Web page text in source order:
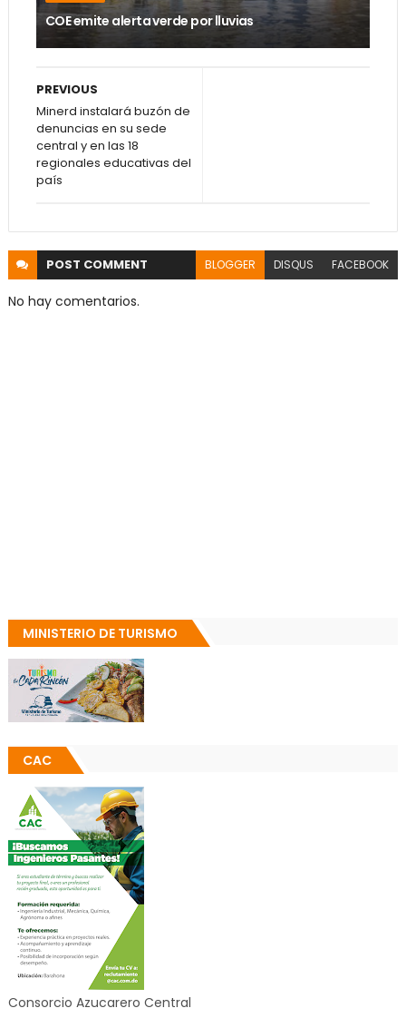
COE emite alerta verde por lluvias
PREVIOUS
Minerd instalará buzón de
denuncias en su sede
central y en las 18
regionales educativas del
país
POST COMMENT BLOGGER DISQUS FACEBOOK
No hay comentarios.
MINISTERIO DE TURISMO
CAC
Consorcio Azucarero Central